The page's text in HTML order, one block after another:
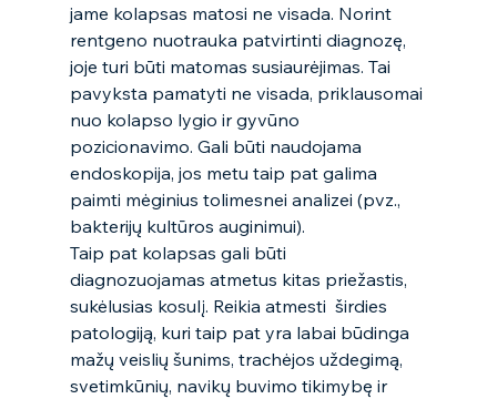
jame kolapsas matosi ne visada. Norint
rentgeno nuotrauka patvirtinti diagnozę,
joje turi būti matomas susiaurėjimas. Tai
pavyksta pamatyti ne visada, priklausomai
nuo kolapso lygio ir gyvūno
pozicionavimo. Gali būti naudojama
endoskopija, jos metu taip pat galima
paimti mėginius tolimesnei analizei (pvz.,
bakterijų kultūros auginimui).
Taip pat kolapsas gali būti
diagnozuojamas atmetus kitas priežastis,
sukėlusias kosulį. Reikia atmesti  širdies
patologiją, kuri taip pat yra labai būdinga
mažų veislių šunims, trachėjos uždegimą,
svetimkūnių, navikų buvimo tikimybę ir